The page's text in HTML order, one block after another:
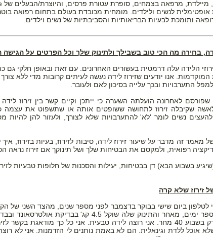
ותומכת לבעיות הבריאותיות והסביבתיות של נשים וילדים.
בחירה מה הכי טוב בשבילך ולתינוק שלך וכל הפרטים על
הלידה עלה דרמטית בעשורים האחרונים. עם זאת ובאופן חלקי גם
המוקדמות. אנו יודעים שזירוז לידה נעשה לעיתים קרובות מדי ללא
התערבויות ובכך עלייה בסיכון לאם ולעובר.
לאחרונה הועלתה השערה כי ייתכן וקיים קשר בין זירוז לידה
שקיבלה זירוז לתחושה ששופטים אותה או שתשפוט את עצמה
נשים לומר 'לא' להתערבויות שלא לצורך, ולעזור להן להיות
1 של מאמר זה מדבר על שיעור זירוז לידה, סיבות לזירוז, בעיות
רפואית, ולמקסם את הבטיחות שלך ושל תינוקך אם זירוז נראה
זירוז שלא קרה
לטלפון ביום שישי בבוקר בדצמבר לפני מספר שנים, מהצד השני של
בעוד מספר ימים, מאחר והתינוק שלה שוקל 4.5
"אהיה רק בשבוע 40 מחר. אני רוצה לידה טבעית. אני כל כך מודאגת
אוכל ללדת וגינאלית. הם לא באמת נותנים לי הזדמנות. אני לא רוצה
ועכשיו את רוצה אחרת?
ברוכה הבאה,
הצטרפי עכשיו לאתר וקבלי את
המדריך ללידה נרתיקית אחרי קיסרי -